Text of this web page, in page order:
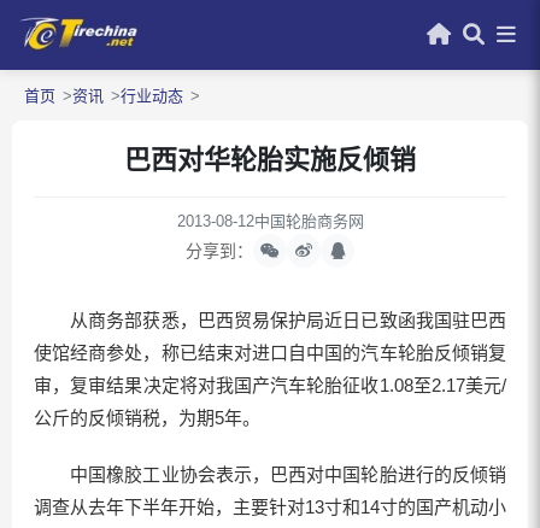
首页 资讯 行业动态
巴西对华轮胎实施反倾销
2013-08-12中国轮胎商务网
分享到：
从商务部获悉，巴西贸易保护局近日已致函我国驻巴西
使馆经商参处，称已结束对进口自中国的汽车轮胎反倾销复
审，复审结果决定将对我国产汽车轮胎征收1.08至2.17美元/
公斤的反倾销税，为期5年。
中国橡胶工业协会表示，巴西对中国轮胎进行的反倾销
调查从去年下半年开始，主要针对13寸和14寸的国产机动小